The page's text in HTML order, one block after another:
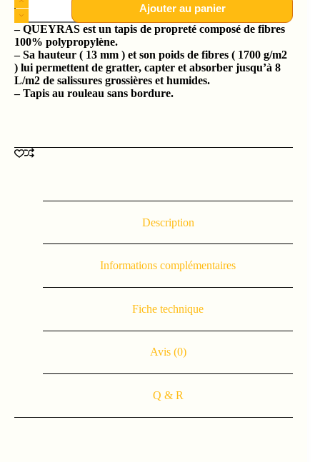
Ajouter au panier
– QUEYRAS est un tapis de propreté composé de fibres
100% polypropylène.
– Sa hauteur ( 13 mm ) et son poids de fibres ( 1700 g/m2
) lui permettent de gratter, capter et absorber jusqu’à 8
L/m2 de salissures grossières et humides.
– Tapis au rouleau sans bordure.
Description
Informations complémentaires
Fiche technique
Avis (0)
Q & R